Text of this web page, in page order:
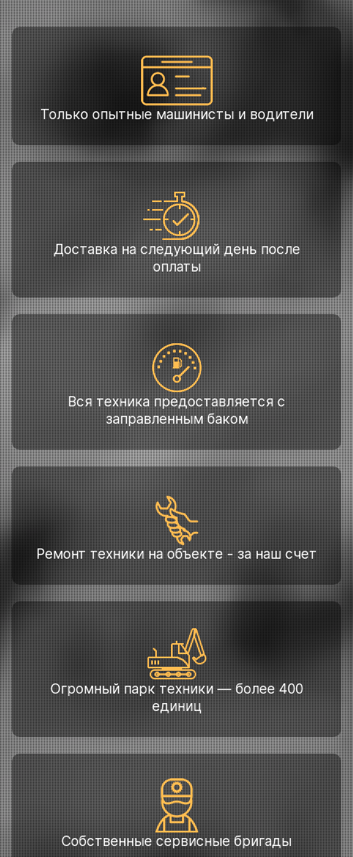
Только опытные машинисты и водители
Доставка на следующий день после
оплаты
Вся техника предоставляется с
заправленным баком
Ремонт техники на объекте - за наш счет
Огромный парк техники — более 400
единиц
Собственные сервисные бригады